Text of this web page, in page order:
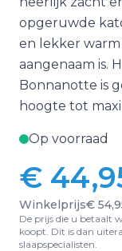
opgeruwde
en lekker
aangenaam is.
Bonnanotte is
hoogte tot
Op voorraad
€
Winkelprijs€
De prijs die u betaalt
koopt. Dit is dan
slaapspecialisten.